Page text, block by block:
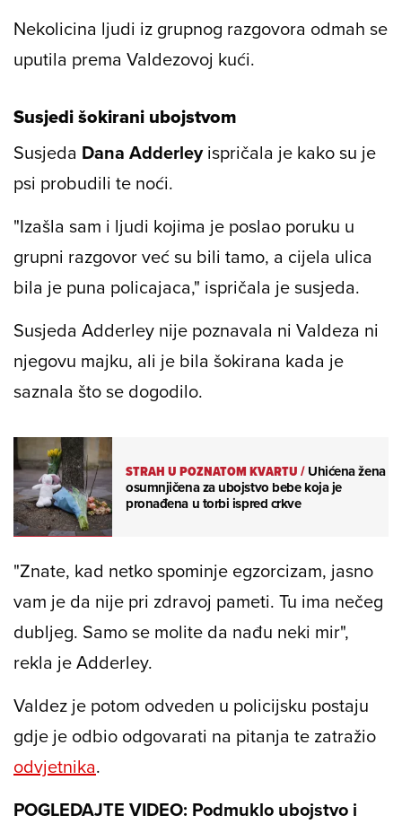
Nekolicina ljudi iz grupnog razgovora odmah se
uputila prema Valdezovoj kući.
Susjedi šokirani ubojstvom
Susjeda Dana Adderleyispričala je kako su je
psi probudili te noći.
"Izašla sam i ljudi kojima je poslao poruku u
grupni razgovor već su bili tamo, a cijela ulica
bila je puna policajaca," ispričala je susjeda.
Susjeda Adderley nije poznavala ni Valdeza ni
njegovu majku, ali je bila šokirana kada je
saznala što se dogodilo.
STRAH U POZNATOM KVARTU/Uhićena žena
osumnjičena za ubojstvo bebe koja je
pronađena u torbi ispred crkve
"Znate, kad netko spominje egzorcizam, jasno
vam je da nije pri zdravoj pameti. Tu ima nečeg
dubljeg. Samo se molite da nađu neki mir",
rekla je Adderley.
Valdez je potom odveden u policijsku postaju
gdje je odbio odgovarati na pitanja te zatražio
odvjetnika.
POGLEDAJTE VIDEO: Podmuklo ubojstvo i